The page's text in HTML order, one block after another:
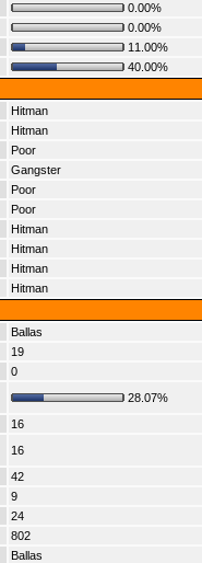
0.00%
0.00%
11.00%
40.00%
Hitman
Hitman
Poor
Gangster
Poor
Poor
Hitman
Hitman
Hitman
Hitman
Ballas
19
0
28.07%
16
16
42
9
24
802
Ballas